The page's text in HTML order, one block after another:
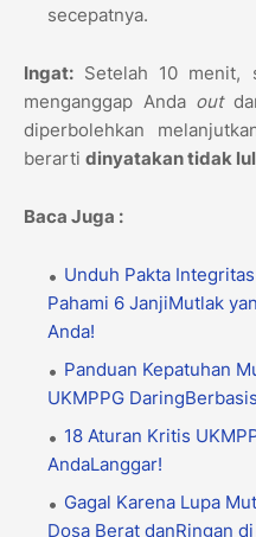
secepatnya.
Ingat: Setelah 10 menit,
menganggap Anda out
diperbolehkan
berarti dinyatakan tidak
Baca Juga :
Unduh Pakta
Pahami 6 JanjiMutlak
Anda!
Panduan Kepatuhan
UKMPPG
18 Aturan Kritis
AndaLanggar!
Gagal Karena Lupa
Dosa Berat danRingan